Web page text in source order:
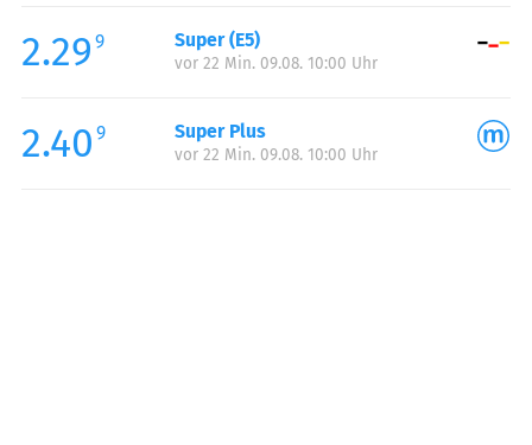
2.29 9 Super (E5)
vor 22 Min. 09.08. 10:00 Uhr
2.40 9 Super Plus
vor 22 Min. 09.08. 10:00 Uhr